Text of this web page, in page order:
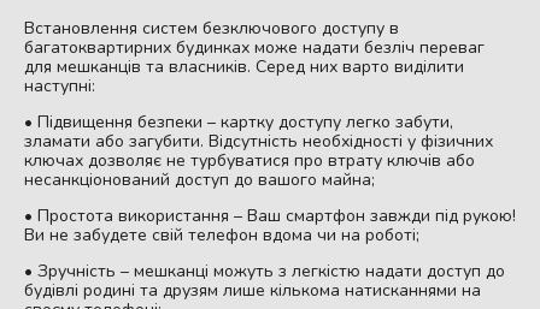
Встановлення систем безключового доступу в
багатоквартирних будинках може надати безліч переваг
для мешканців та власників. Серед них варто виділити
наступні:
• Підвищення безпеки – картку доступу легко забути,
зламати або загубити. Відсутність необхідності у фізичних
ключах дозволяє не турбуватися про втрату ключів або
несанкціонований доступ до вашого майна;
• Простота використання – Ваш смартфон завжди під рукою!
Ви не забудете свій телефон вдома чи на роботі;
• Зручність – мешканці можуть з легкістю надати доступ до
будівлі родині та друзям лише кількома натисканнями на